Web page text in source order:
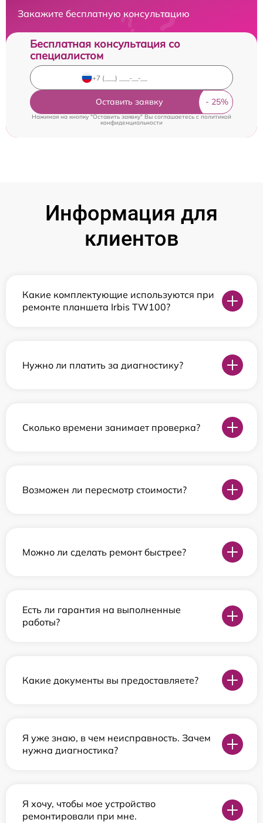
Закажите бесплатную консультацию
Бесплатная консультация со
специалистом
Оставить заявку
Нажимая на кнопку "Оставить заявку" Вы соглашаетесь c политикой
конфиденциальности
Информация для
клиентов
Какие комплектующие используются при
ремонте планшета Irbis TW100?
Нужно ли платить за диагностику?
Сколько времени занимает проверка?
Возможен ли пересмотр стоимости?
Можно ли сделать ремонт быстрее?
Есть ли гарантия на выполненные
работы?
Какие документы вы предоставляете?
Я уже знаю, в чем неисправность. Зачем
нужна диагностика?
Я хочу, чтобы мое устройство
ремонтировали при мне.